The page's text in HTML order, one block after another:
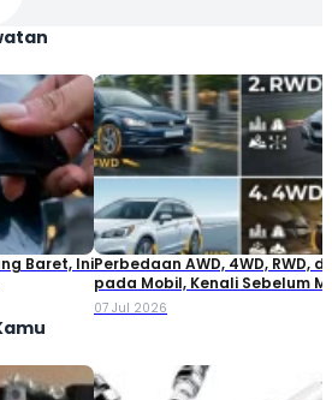
Baret, IniPerbedaan AWD, 4WD, RWD,
pada Mobil, Kenali Sebelum
07 Jul 2026